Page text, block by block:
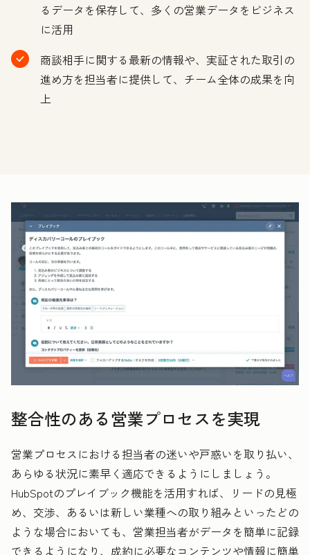
るデータを保存して、多くの営業データをビジネス
に活用
商談相手に関する最新の情報や、実証された取引の
進め方を担当者に提供して、チーム全体の成果を向
上
整合性のある営業プロセスを実現
営業プロセスにおける担当者の迷いや戸惑いを取り払い、
あらゆる状況に素早く適応できるようにしましょう。
HubSpotのプレイブック機能を活用すれば、リードの見極
め、交渉、あるいは新しい業種への取り組みといったどの
ような場合においても、営業担当者がデータを簡単に記録
できるようになり、成約に必要なコンテンツや情報に簡単